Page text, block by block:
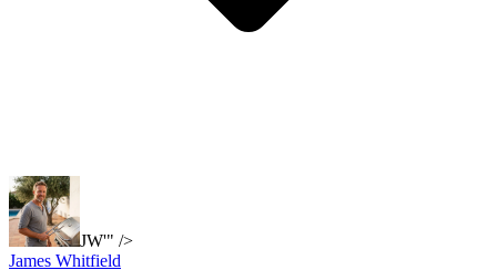
JW'" />
James Whitfield